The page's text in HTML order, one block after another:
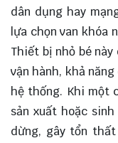
dân dụng hay
lựa chọn van khóa
Thiết bị nhỏ bé
vận hành, khả
hệ thống. Khi một
sản xuất hoặc
dừng, gây tổn